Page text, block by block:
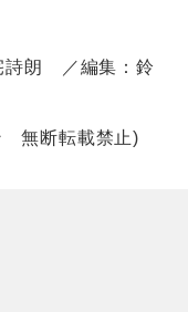
詩朗 ／編集：鈴
無断転載禁止)